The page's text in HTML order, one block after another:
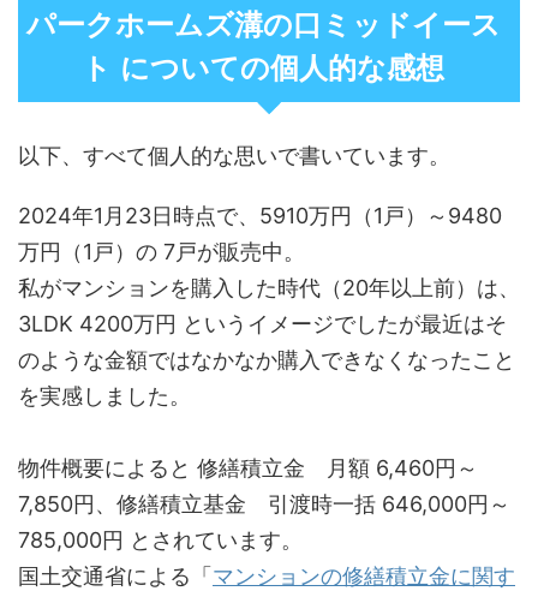
パークホームズ溝の口ミッドイース
ト についての個人的な感想
以下、すべて個人的な思いで書いています。
2024年1月23日時点で、5910万円（1戸）～9480
万円（1戸）の 7戸が販売中。
私がマンションを購入した時代（20年以上前）は、
3LDK 4200万円 というイメージでしたが最近はそ
のような金額ではなかなか購入できなくなったこと
を実感しました。
物件概要によると 修繕積立金 月額 6,460円～
7,850円、修繕積立基金 引渡時一括 646,000円～
785,000円 とされています。
国土交通省による「 マンションの修繕積立金に関す